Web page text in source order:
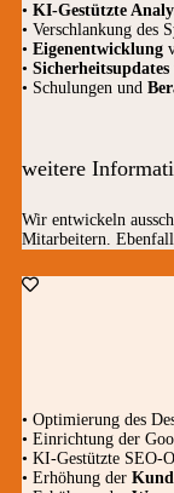
• KI-Gestützte
• Verschlankung des
• Eigenentwicklung
• Sicherheitsupdates
• Schulungen und
weitere
Wir entwickeln
Mitarbeitern.
• Optimierung des
• Einrichtung der
• KI-Gestützte SEO-
• Erhöhung der